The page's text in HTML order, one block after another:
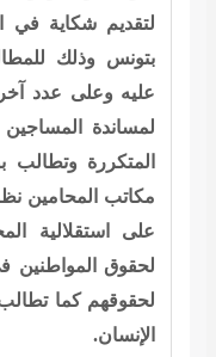
لتقديم شكاية في
بتونس وذلك
عليه وعلى عدد
لمساندة المساجين
المتكررة
مكاتب المحامين
على استقلالية
لحقوق المواطنين
لحقوقهم كما
الإنسان.